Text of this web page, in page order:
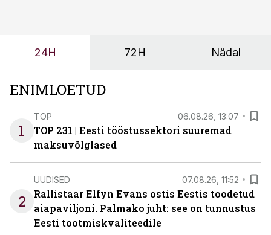
24H 72H Nädal
ENIMLOETUD
1
TOP 06.08.26, 13:07
TOP 231 | Eesti tööstussektori suuremad
maksuvõlglased
2
UUDISED 07.08.26, 11:52
Rallistaar Elfyn Evans ostis Eestis toodetud
aiapaviljoni. Palmako juht: see on tunnustus
Eesti tootmiskvaliteedile